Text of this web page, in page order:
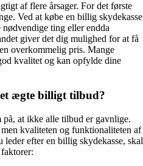
af flere årsager. For det første
Ved at købe en billig skydekasse
ting eller endda
giver det dig mulighed for at få
overkommelig pris. Mange
kvalitet og kan opfylde dine
ægte billigt tilbud?
at ikke alle tilbud er gavnlige.
kvaliteten og funktionaliteten af
efter en billig skydekasse, skal